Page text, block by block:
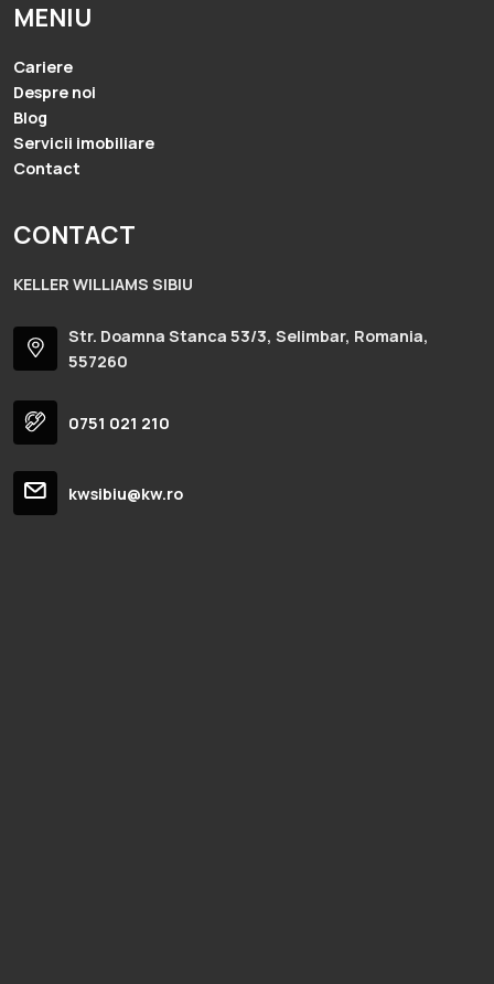
MENIU
Cariere
Despre noi
Blog
Servicii imobiliare
Contact
CONTACT
KELLER WILLIAMS SIBIU
Str. Doamna Stanca 53/3, Selimbar, Romania,
557260
0751 021 210
kwsibiu@kw.ro